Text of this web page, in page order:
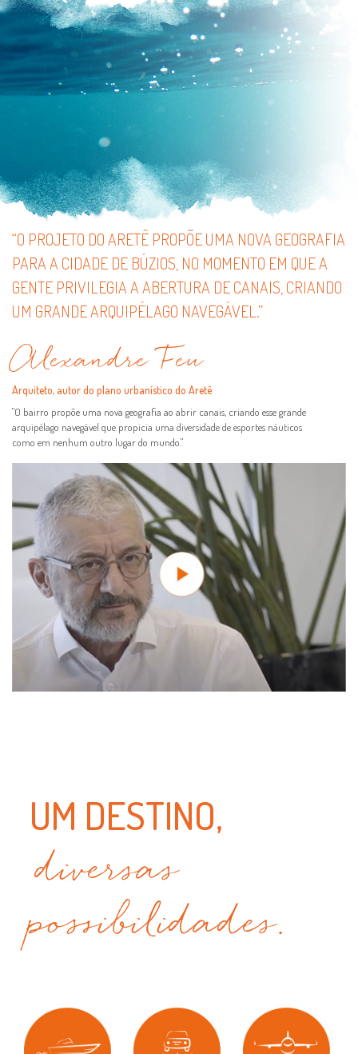
“O PROJETO DO ARETÊ PROPÕE UMA NOVA GEOGRAFIA
PARA A CIDADE DE BÚZIOS, NO MOMENTO EM QUE A
GENTE PRIVILEGIA A ABERTURA DE CANAIS, CRIANDO
UM GRANDE ARQUIPÉLAGO NAVEGÁVEL.”
Alexandre Feu
Arquiteto, autor do plano urbanístico do Aretê
"O bairro propõe uma nova geografia ao abrir canais, criando esse grande
arquipélago navegável que propicia uma diversidade de esportes náuticos
como em nenhum outro lugar do mundo."
UM DESTINO,
diversas
possibilidades.